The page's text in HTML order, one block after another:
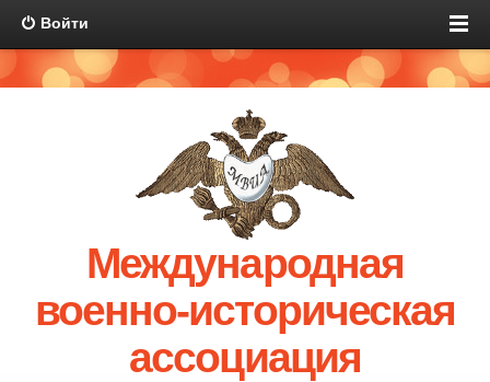
Войти
Международная
военно-историческая
ассоциация